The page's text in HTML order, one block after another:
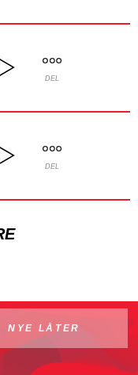
DEL
DEL
NYE LÅTER